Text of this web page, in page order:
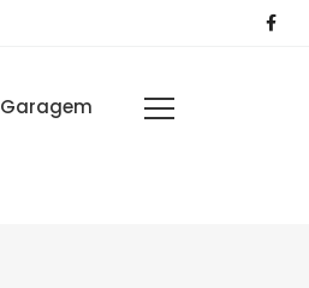
Garagem